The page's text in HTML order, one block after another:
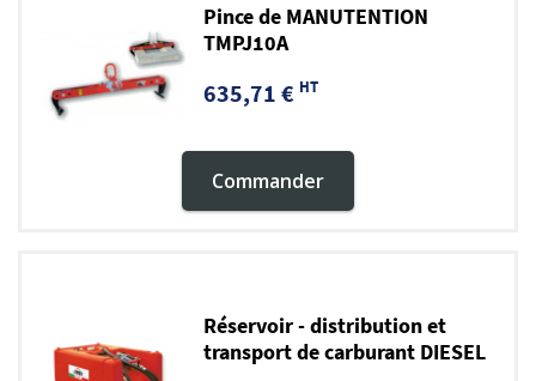
Pince de MANUTENTION
TMPJ10A
635,71 € HT
Commander
Réservoir - distribution et
transport de carburant DIESEL